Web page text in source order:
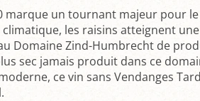
marque un tournant majeur pour le
les raisins atteignent
Domaine Zind-Humbrecht de
sec jamais produit dans ce
ce vin sans Vendanges